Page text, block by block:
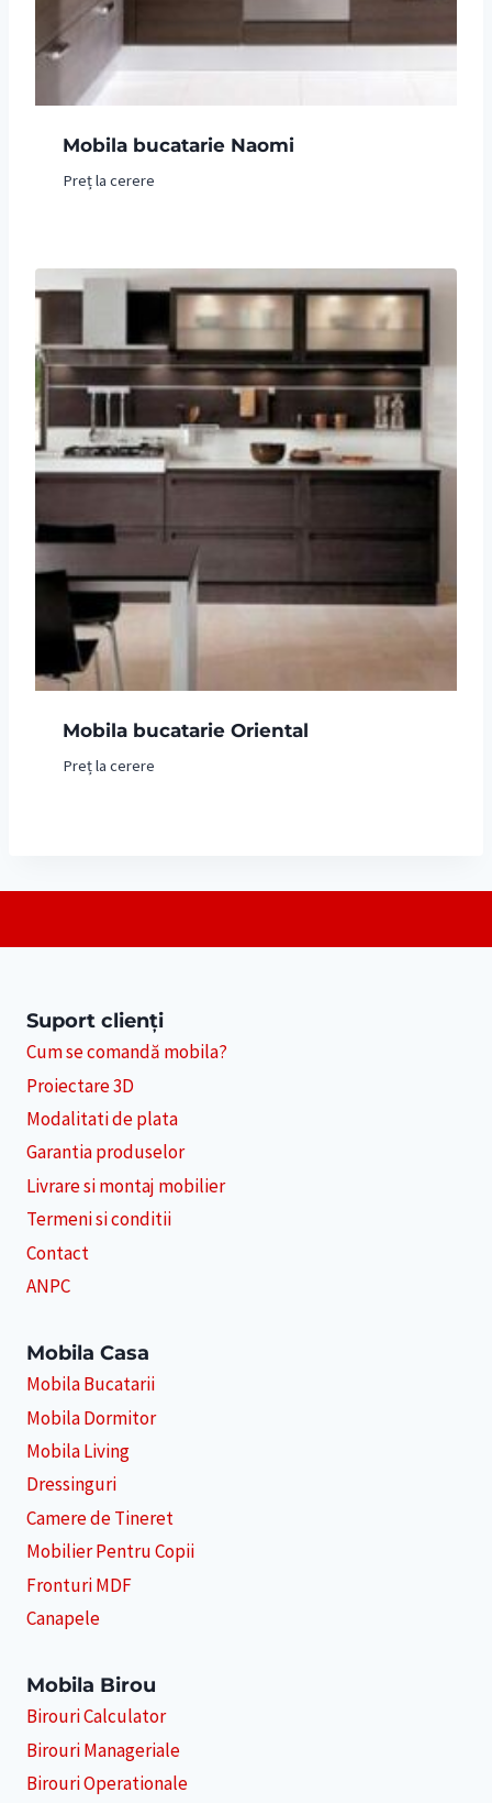
Mobila bucatarie Naomi
Preț la cerere
Mobila bucatarie Oriental
Preț la cerere
Suport clienți
Cum se comandă mobila?
Proiectare 3D
Modalitati de plata
Garantia produselor
Livrare si montaj mobilier
Termeni si conditii
Contact
ANPC
Mobila Casa
Mobila Bucatarii
Mobila Dormitor
Mobila Living
Dressinguri
Camere de Tineret
Mobilier Pentru Copii
Fronturi MDF
Canapele
Mobila Birou
Birouri Calculator
Birouri Manageriale
Birouri Operationale